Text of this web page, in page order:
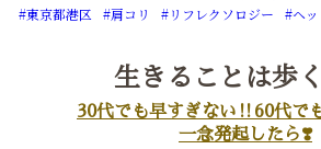
#東京都港区
#肩コリ #リフレクソロジー #ヘ
生きることは歩
30代でも早すぎない‼︎60代で
一念発起したら❣️